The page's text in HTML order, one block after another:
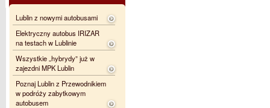
Lublin z nowymi autobusami
Elektryczny autobus IRIZAR
na testach w Lublinie
Wszystkie „hybrydy” już w
zajezdni MPK Lublin
Poznaj Lublin z Przewodnikiem
w podróży zabytkowym
autobusem